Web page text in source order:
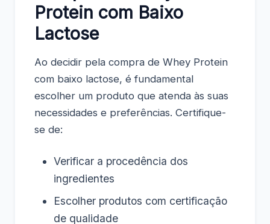
Protein com Baixo
Lactose
Ao decidir pela compra de Whey Protein
com baixo lactose, é fundamental
escolher um produto que atenda às suas
necessidades e preferências. Certifique-
se de:
Verificar a procedência dos
ingredientes
Escolher produtos com certificação
de qualidade